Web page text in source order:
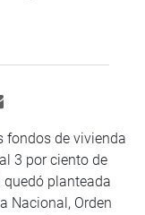
fondos de vivienda
3 por ciento de
planteada
Nacional, Orden